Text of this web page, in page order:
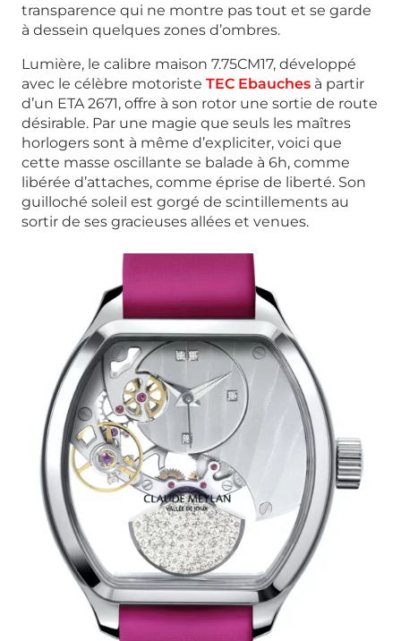
transparence qui ne montre pas tout et se garde
à dessein quelques zones d’ombres.
Lumière, le calibre maison 7.75CM17, développé
avec le célèbre motoriste TEC Ebauches à partir
d’un ETA 2671, offre à son rotor une sortie de route
désirable. Par une magie que seuls les maîtres
horlogers sont à même d’expliciter, voici que
cette masse oscillante se balade à 6h, comme
libérée d’attaches, comme éprise de liberté. Son
guilloché soleil est gorgé de scintillements au
sortir de ses gracieuses allées et venues.